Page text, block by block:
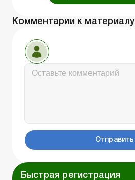
Комментарии к материалу
Отправить
Быстрая регистрация